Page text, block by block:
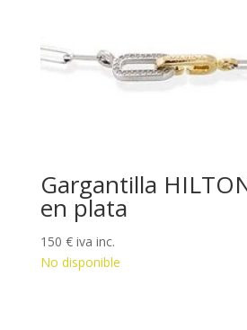
Gargantilla
en plata
150 € iva inc.
No disponible